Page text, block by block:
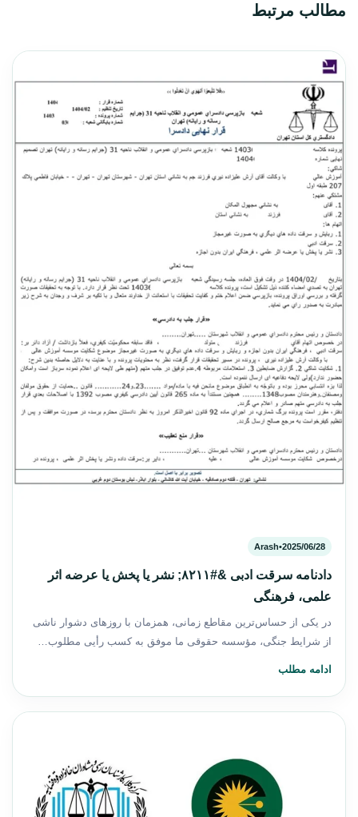
مطالب مرتبط
2025/06/28
•
Arash
دادنامه سرقت ادبی &#۸۲۱۱; نشر یا پخش یا عرضه اثر
علمی، فرهنگی
در یکی از حساس‌ترین مقاطع زمانی، همزمان با روزهای دشوار ناشی
از شرایط جنگی، مؤسسه حقوقی ما موفق به کسب رأیی مطلوب…
ادامه مطلب